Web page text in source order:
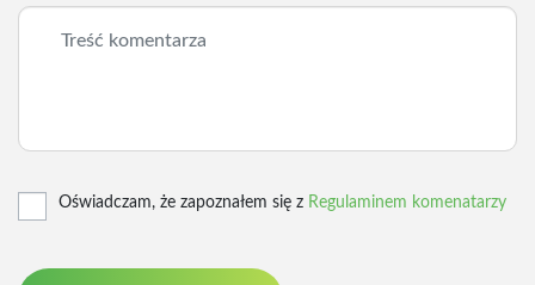
Oświadczam, że zapoznałem się z Regulaminem komenatarzy